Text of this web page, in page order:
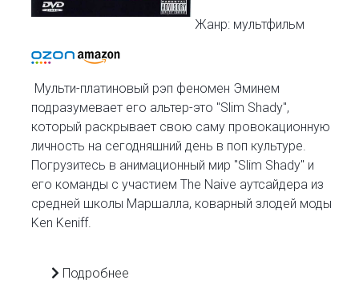
Жанр: мультфильм
Мульти-платиновый рэп феномен Эминем
подразумевает его альтер-это "Slim Shady",
который раскрывает свою саму провокационную
личность на сегодняшний день в поп культуре.
Погрузитесь в анимационный мир "Slim Shady" и
его команды с участием The Naive аутсайдера из
средней школы Маршалла, коварный злодей моды
Ken Keniff.
Подробнее